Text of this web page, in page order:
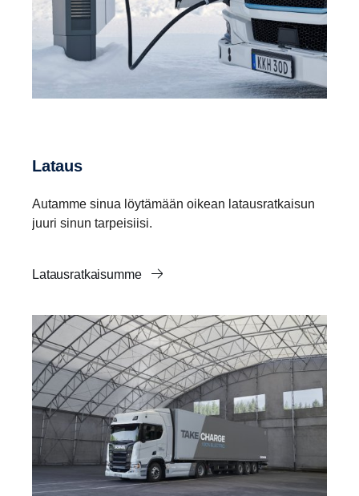
Lataus
Autamme sinua löytämään oikean latausratkaisun
juuri sinun tarpeisiisi.
Latausratkaisumme